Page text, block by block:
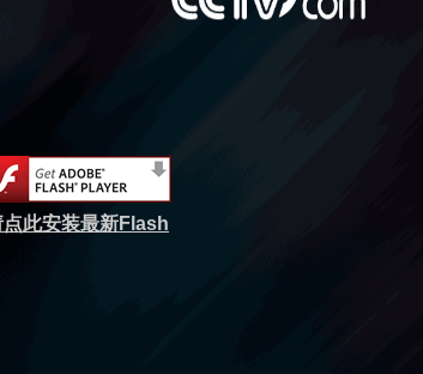
点此安装最新Flash